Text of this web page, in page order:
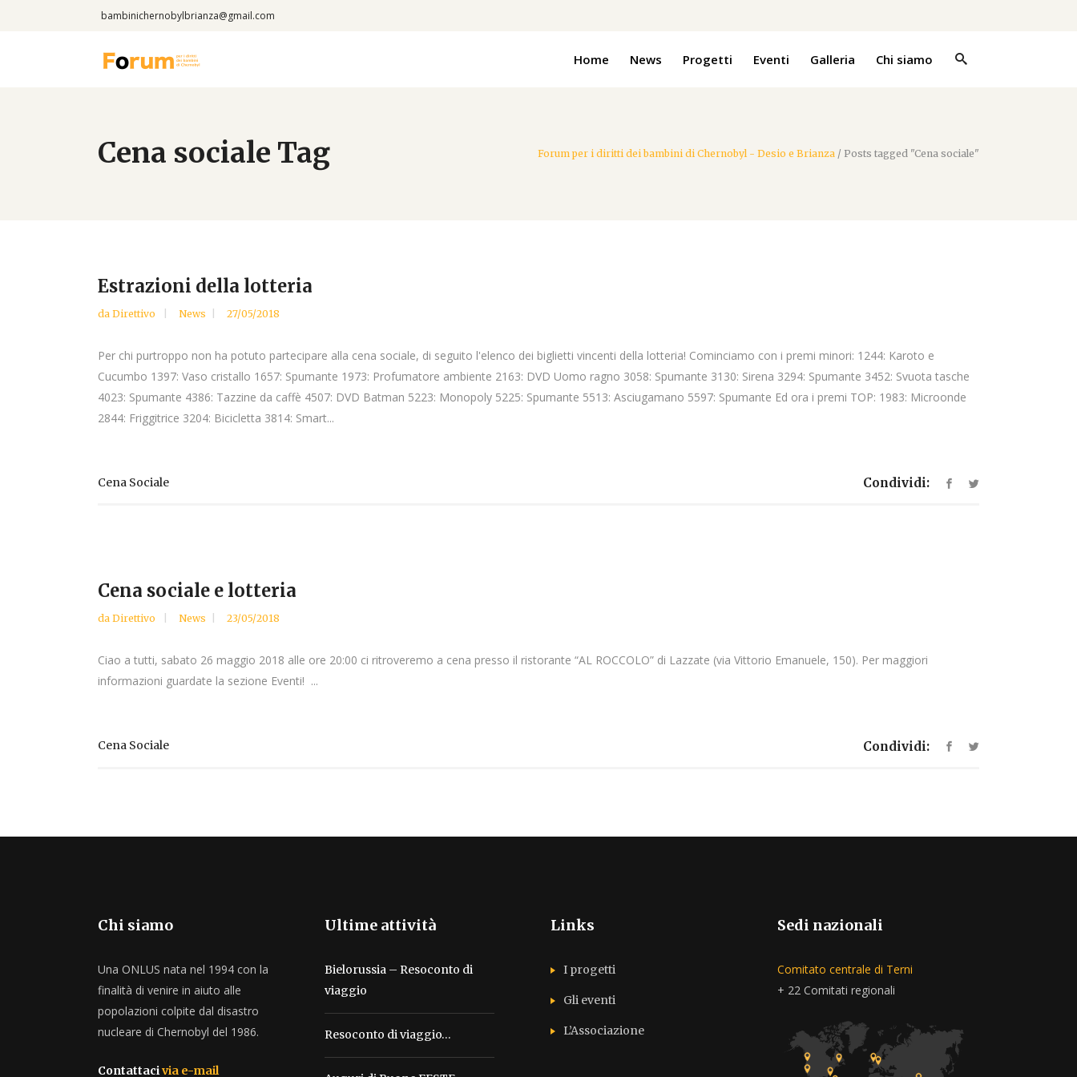
bambinichernobylbrianza@gmail.com
Home News Progetti Eventi Galleria Chi siamo
Cena sociale Tag Forum per i diritti dei bambini di Chernobyl - Desio e Brianza / Posts tagged "Cena sociale"
Estrazioni della lotteria
da Direttivo News 27/05/2018
Per chi purtroppo non ha potuto partecipare alla cena sociale, di seguito l'elenco dei biglietti vincenti della lotteria! Cominciamo con i premi minori: 1244: Karoto e
Cucumbo 1397: Vaso cristallo 1657: Spumante 1973: Profumatore ambiente 2163: DVD Uomo ragno 3058: Spumante 3130: Sirena 3294: Spumante 3452: Svuota tasche
4023: Spumante 4386: Tazzine da caffè 4507: DVD Batman 5223: Monopoly 5225: Spumante 5513: Asciugamano 5597: Spumante Ed ora i premi TOP: 1983: Microonde
2844: Friggitrice 3204: Bicicletta 3814: Smart...
Cena Sociale Condividi:
Cena sociale e lotteria
da Direttivo News 23/05/2018
Ciao a tutti, sabato 26 maggio 2018 alle ore 20:00 ci ritroveremo a cena presso il ristorante “AL ROCCOLO” di Lazzate (via Vittorio Emanuele, 150). Per maggiori
informazioni guardate la sezione Eventi! ...
Cena Sociale Condividi:
Chi siamo
Una ONLUS nata nel 1994 con la
finalità di venire in aiuto alle
popolazioni colpite dal disastro
nucleare di Chernobyl del 1986.
Contattacivia e-mail
Ultime attività
Bielorussia – Resoconto di
viaggio
Resoconto di viaggio…
Links
I progetti
Gli eventi
L’Associazione
Sedi nazionali
Comitato centrale di Terni
+ 22 Comitati regionali